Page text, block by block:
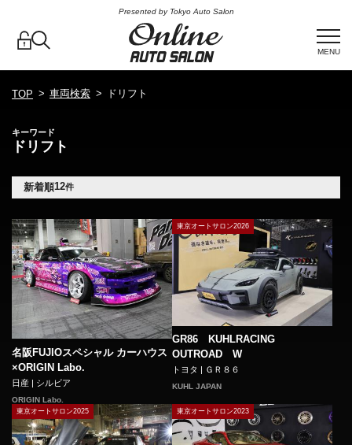
Presented by Tokyo Auto Salon
MENU
TOP 車両検索 ドリフト
キーワード
ドリフト
新着順12件
名阪FUJIOスペシャル カーハウス
×ORIGIN Labo.
日産 | シルビア
ORIGIN Labo.
東京オートサロン2026
GR86 KUHLRACING
OUTROAD W
トヨタ | ＧＲ８６
KUHL JAPAN
東京オートサロン2025 東京オートサロン2023